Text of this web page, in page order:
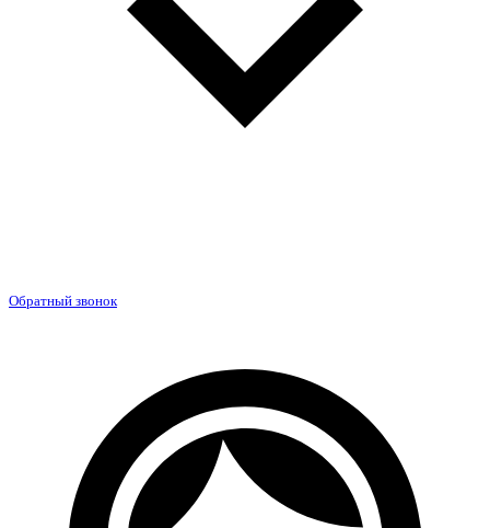
Обратный звонок